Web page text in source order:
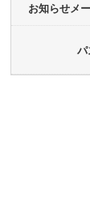
お知らせメ
パ